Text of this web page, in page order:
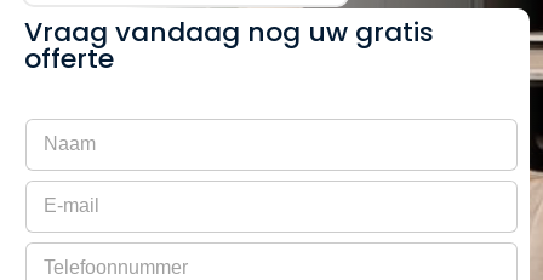
Vraag vandaag nog uw gratis
offerte
N
a
E
m
T